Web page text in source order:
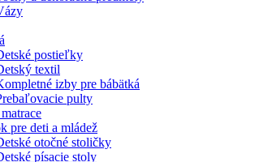
postieľky
textil
izby pre bábätká
pulty
pre deti a mládež
otočné stoličky
písacie stoly